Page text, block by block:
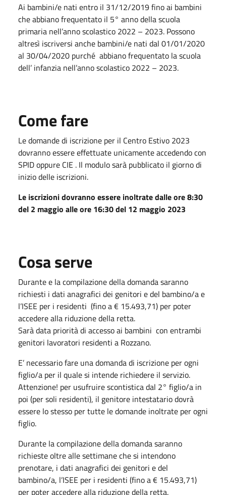
Ai bambini/e nati entro il 31/12/2019 fino ai bambini
che abbiano frequentato il 5° anno della scuola
primaria nell’anno scolastico 2022 – 2023. Possono
altresì iscriversi anche bambini/e nati dal 01/01/2020
al 30/04/2020 purché abbiano frequentato la scuola
dell’ infanzia nell’anno scolastico 2022 – 2023.
Come fare
Le domande di iscrizione per il Centro Estivo 2023
dovranno essere effettuate unicamente accedendo con
SPID oppure CIE . Il modulo sarà pubblicato il giorno di
inizio delle iscrizioni.
Le iscrizioni dovranno essere inoltrate dalle ore 8:30
del 2 maggio alle ore 16:30 del 12 maggio 2023
Cosa serve
Durante e la compilazione della domanda saranno
richiesti i dati anagrafici dei genitori e del bambino/a e
l’ISEE per i residenti (fino a € 15.493,71) per poter
accedere alla riduzione della retta.
Sarà data priorità di accesso ai bambini con entrambi
genitori lavoratori residenti a Rozzano.
E’ necessario fare una domanda di iscrizione per ogni
figlio/a per il quale si intende richiedere il servizio.
Attenzione! per usufruire scontistica dal 2° figlio/a in
poi (per soli residenti), il genitore intestatario dovrà
essere lo stesso per tutte le domande inoltrate per ogni
figlio.
Durante la compilazione della domanda saranno
richieste oltre alle settimane che si intendono
prenotare, i dati anagrafici dei genitori e del
bambino/a, l’ISEE per i residenti (fino a € 15.493,71)
per poter accedere alla riduzione della retta.